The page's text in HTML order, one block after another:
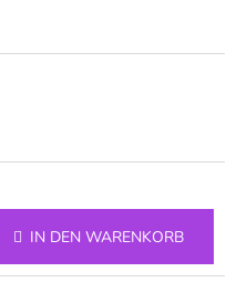
IN DEN WARENKORB